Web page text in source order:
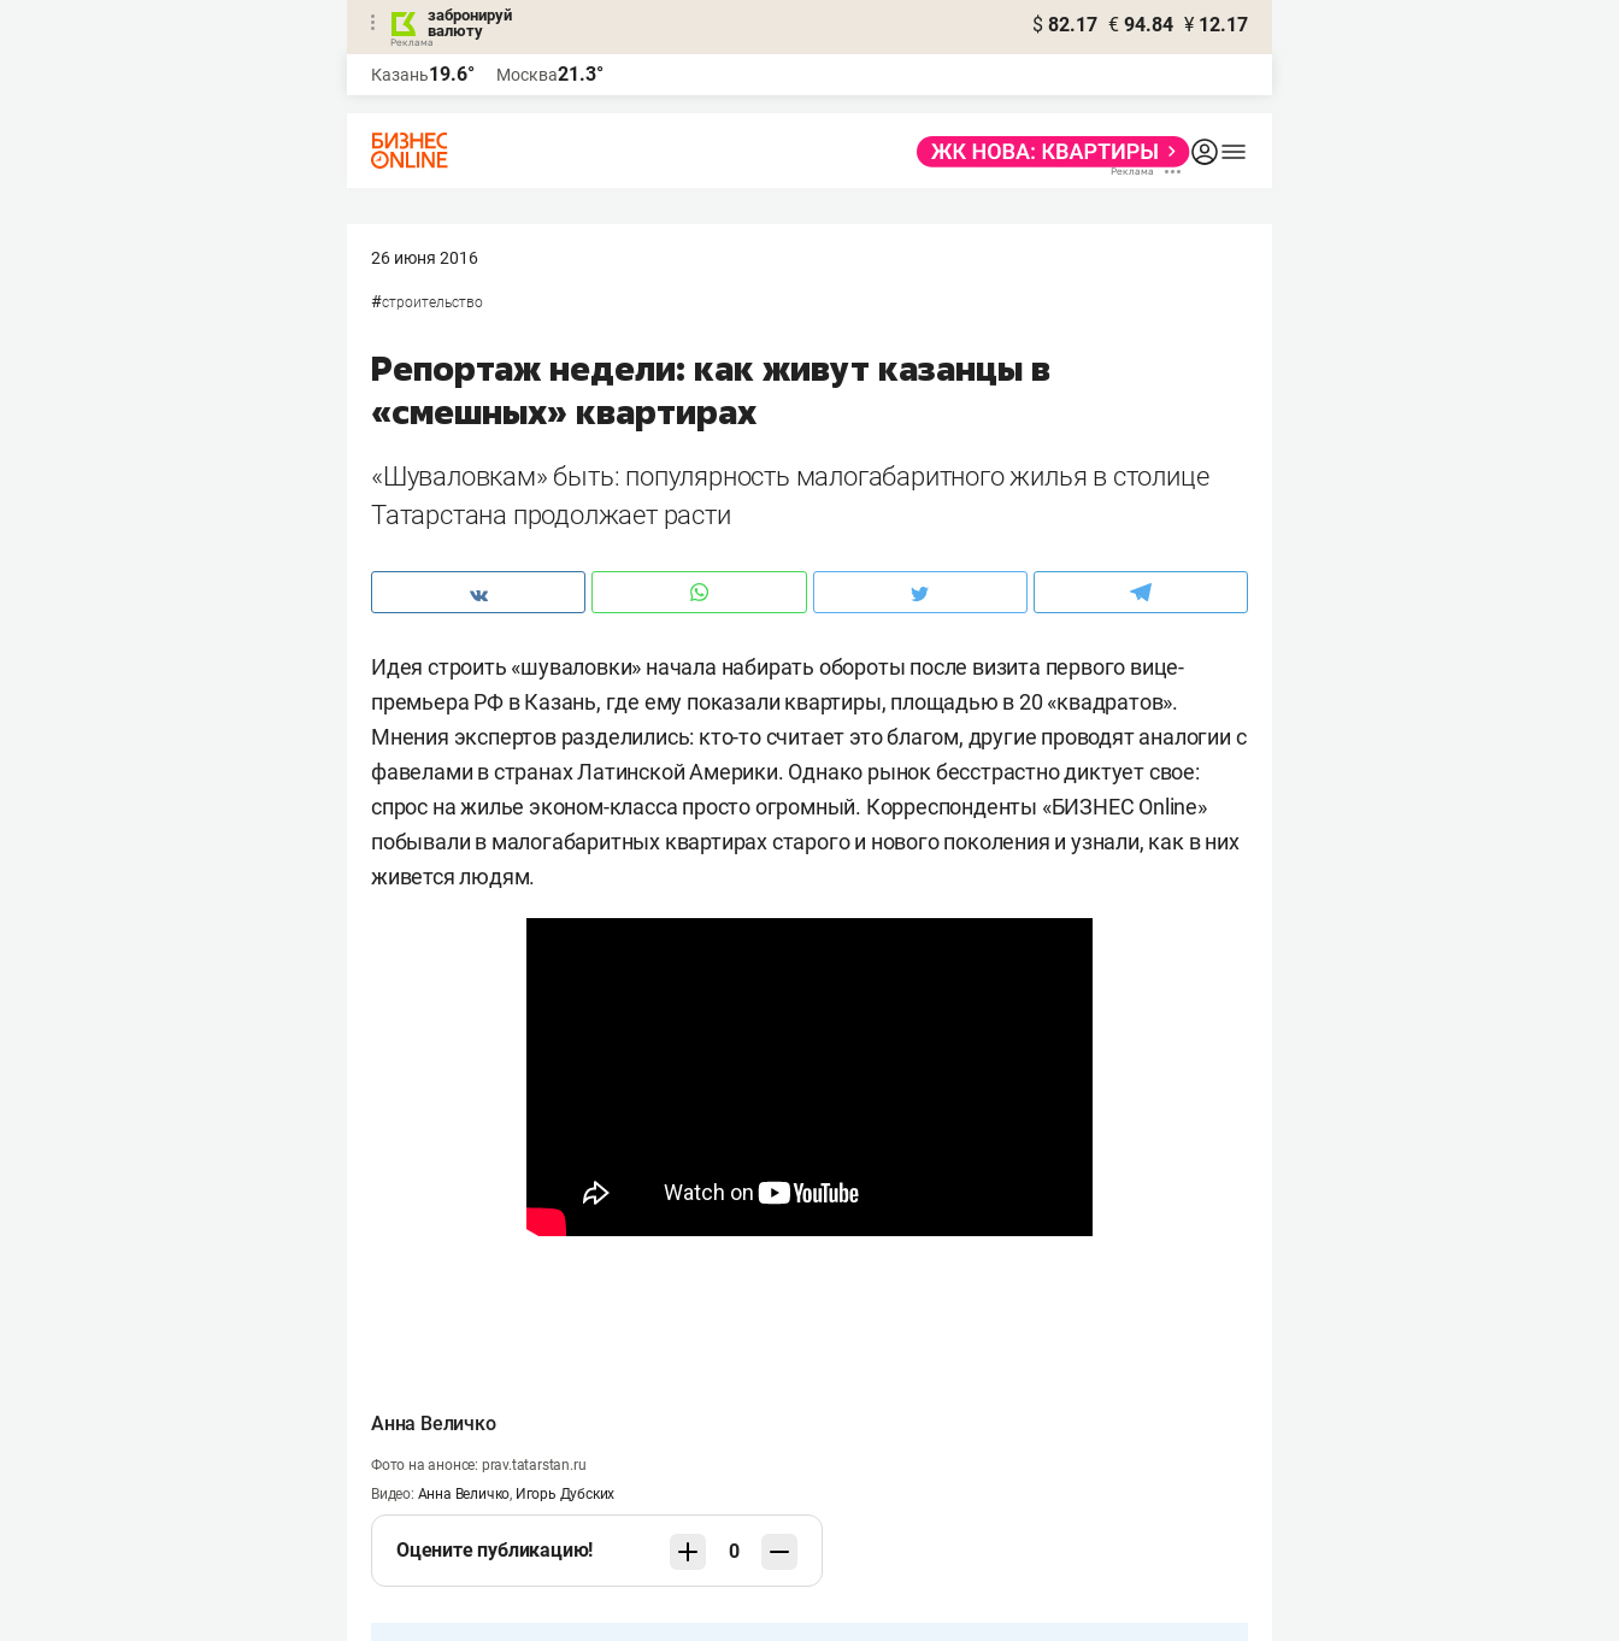
забронируй
валюту
$ 82.17 € 94.84 ¥ 12.17
Казань19.6° Москва21.3°
26 июня 2016
#строительство
Репортаж недели: как живут казанцы в
«смешных» квартирах
«Шуваловкам» быть: популярность малогабаритного жилья в столице
Татарстана продолжает расти
Идея строить «шуваловки» начала набирать обороты после визита первого вице-
премьера РФ в Казань, где ему показали квартиры, площадью в 20 «квадратов».
Мнения экспертов разделились: кто-то считает это благом, другие проводят аналогии с
фавелами в странах Латинской Америки. Однако рынок бесстрастно диктует свое:
спрос на жилье эконом-класса просто огромный. Корреспонденты «БИЗНЕС Online»
побывали в малогабаритных квартирах старого и нового поколения и узнали, как в них
живется людям.
Анна Величко
Фoто на анонсе: prav.tatarstan.ru
Видео: Анна Величко, Игорь Дубских
Оцените публикацию! 0